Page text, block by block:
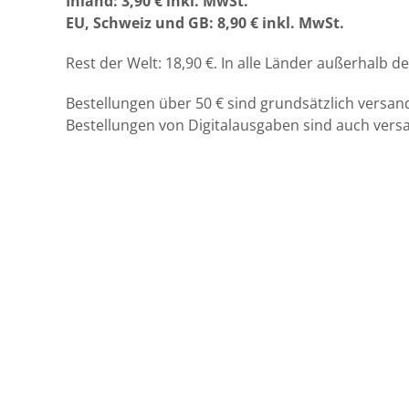
EU, Schweiz und GB: 8,90 € inkl. MwSt.
Rest der Welt: 18,90 €. In alle Län­der außer­halb
Bestel­lun­gen über 50 € sind grund­sät­zlich
Bestel­lun­gen von Dig­i­ta­laus­gaben sind auch